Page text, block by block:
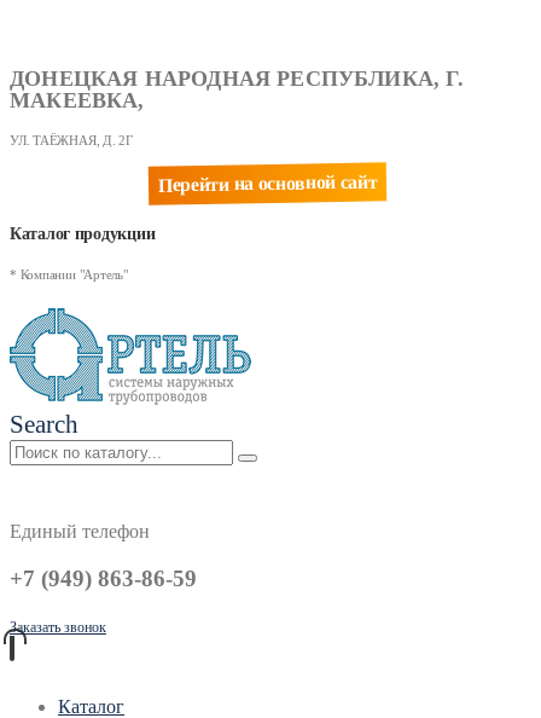
ДОНЕЦКАЯ НАРОДНАЯ РЕСПУБЛИКА, Г.
МАКЕЕВКА,
УЛ. ТАЁЖНАЯ, Д. 2Г
Перейти на основной сайт
Каталог продукции
* Компании "Артель"
Search
Единый телефон
+7 (949) 863-86-59
Заказать звонок
Каталог